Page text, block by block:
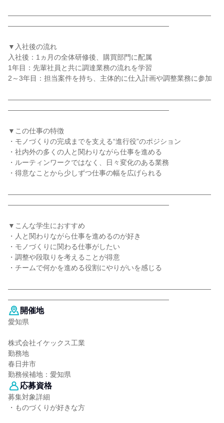
―――――――――――――――――――――――――――――
―――――――――――――――――――――――
▼入社後の流れ
入社後：1ヵ月の全体研修後、購買部門に配属
1年目：先輩社員と共に調達業務の流れを学習
2～3年目：担当案件を持ち、主体的に仕入計画や調整業務に参加
―――――――――――――――――――――――――――――
―――――――――――――――――――――――
▼この仕事の特徴
・モノづくりの完成までを支える“進行役”のポジション
・社内外の多くの人と関わりながら仕事を進める
・ルーティンワークではなく、日々変化のある業務
・得意なことから少しずつ仕事の幅を広げられる
―――――――――――――――――――――――――――――
―――――――――――――――――――――――
▼こんな学生におすすめ
・人と関わりながら仕事を進めるのが好き
・モノづくりに関わる仕事がしたい
・調整や段取りを考えることが得意
・チームで何かを進める役割にやりがいを感じる
―――――――――――――――――――――――――――――
―――――――――――――――――――――――
開催地
愛知県
株式会社イケックス工業
勤務地
春日井市
勤務候補地：愛知県
応募資格
募集対象詳細
・ものづくりが好きな方